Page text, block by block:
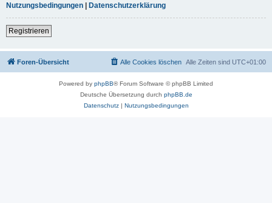
Nutzungsbedingungen | Datenschutzerklärung
Registrieren
Foren-Übersicht Alle Zeiten sind UTC+01:00
Alle Cookies löschen
Powered by phpBB® Forum Software © phpBB Limited
Deutsche Übersetzung durch phpBB.de
Datenschutz| Nutzungsbedingungen